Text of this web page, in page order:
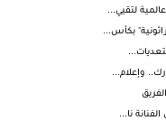
وإعلام...
نا...